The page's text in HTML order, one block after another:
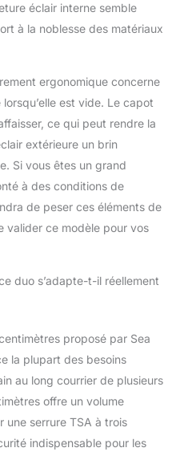
éclair interne semble
à la noblesse des matériaux
ergonomique concerne
est vide. Le capot
ce qui peut rendre la
extérieure un brin
Si vous êtes un grand
à des conditions de
de peser ces éléments de
valider ce modèle pour vos
duo s’adapte-t-il réellement
proposé par Sea
la plupart des besoins
au long courrier de plusieurs
offre un volume
une serrure TSA à trois
indispensable pour les